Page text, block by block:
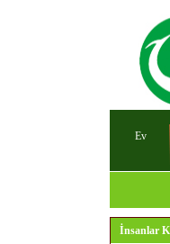
Ev
İnsanlar